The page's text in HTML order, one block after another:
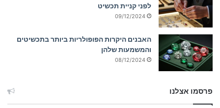
לפני קניית תכשיט
09/12/2024
האבנים היקרות הפופולריות ביותר בתכשיטים
והמשמעות שלהן
08/12/2024
פרסמו אצלנו